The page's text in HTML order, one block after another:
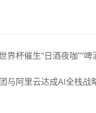
界杯催生“日酒夜咖”“
与阿里云达成AI全栈战